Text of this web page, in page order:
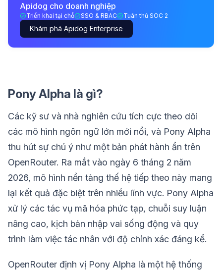
Apidog cho doanh nghiệp
Triển khai tại chỗ SSO & RBAC Tuân thủ SOC 2
Khám phá Apidog Enterprise
Pony Alpha là gì?
Các kỹ sư và nhà nghiên cứu tích cực theo dõi
các mô hình ngôn ngữ lớn mới nổi, và Pony Alpha
thu hút sự chú ý như một bản phát hành ẩn trên
OpenRouter. Ra mắt vào ngày 6 tháng 2 năm
2026, mô hình nền tảng thế hệ tiếp theo này mang
lại kết quả đặc biệt trên nhiều lĩnh vực. Pony Alpha
xử lý các tác vụ mã hóa phức tạp, chuỗi suy luận
nâng cao, kịch bản nhập vai sống động và quy
trình làm việc tác nhân với độ chính xác đáng kể.
OpenRouter định vị Pony Alpha là một hệ thống